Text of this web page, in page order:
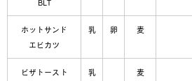
BLT
ホットサンド
エビカツ
乳 卵 麦
ピザトースト 乳 麦